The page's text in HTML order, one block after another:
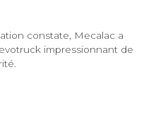
constate, Mecalac a
impressionnant de